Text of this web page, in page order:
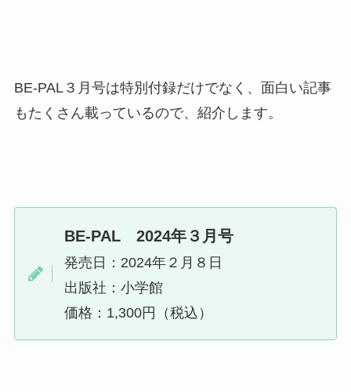
BE-PAL３月号は特別付録だけでなく、面白い記事
もたくさん載っているので、紹介します。
BE-PAL 2024年３月号
発売日：2024年２月８日
出版社：小学館
価格：1,300円（税込）